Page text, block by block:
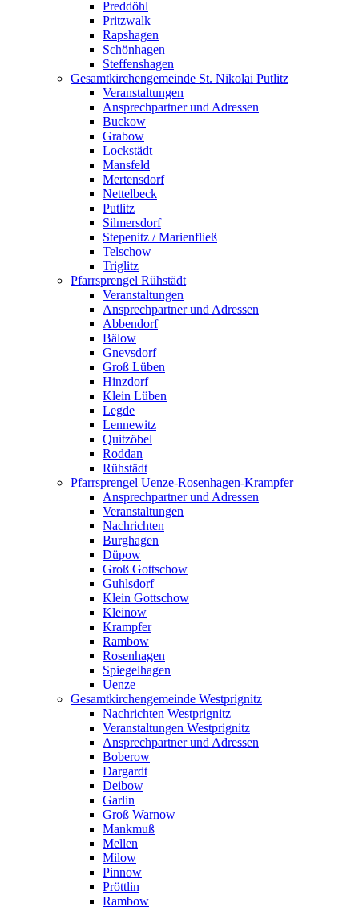
Preddöhl
Pritzwalk
Rapshagen
Schönhagen
Steffenshagen
Gesamtkirchengemeinde St. Nikolai Putlitz
Veranstaltungen
Ansprechpartner und Adressen
Buckow
Grabow
Lockstädt
Mansfeld
Mertensdorf
Nettelbeck
Putlitz
Silmersdorf
Stepenitz / Marienfließ
Telschow
Triglitz
Pfarrsprengel Rühstädt
Veranstaltungen
Ansprechpartner und Adressen
Abbendorf
Bälow
Gnevsdorf
Groß Lüben
Hinzdorf
Klein Lüben
Legde
Lennewitz
Quitzöbel
Roddan
Rühstädt
Pfarrsprengel Uenze-Rosenhagen-Krampfer
Ansprechpartner und Adressen
Veranstaltungen
Nachrichten
Burghagen
Düpow
Groß Gottschow
Guhlsdorf
Klein Gottschow
Kleinow
Krampfer
Rambow
Rosenhagen
Spiegelhagen
Uenze
Gesamtkirchengemeinde Westprignitz
Nachrichten Westprignitz
Veranstaltungen Westprignitz
Ansprechpartner und Adressen
Boberow
Dargardt
Deibow
Garlin
Groß Warnow
Mankmuß
Mellen
Milow
Pinnow
Pröttlin
Rambow